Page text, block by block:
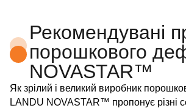
Рекомендувані
порошкового
NOVASTAR™
Як зрілий і великий виробник
LANDU NOVASTAR™ пропонує різні